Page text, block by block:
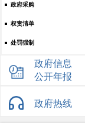
政府采购
权责清单
处罚强制
重大决策预公开
公务员考录
其他管理服务结果公示
政府信息
公开年报
政府热线